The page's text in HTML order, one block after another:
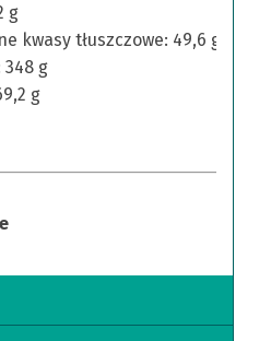
g
kwasy tłuszczowe: 49,6 g
g
g